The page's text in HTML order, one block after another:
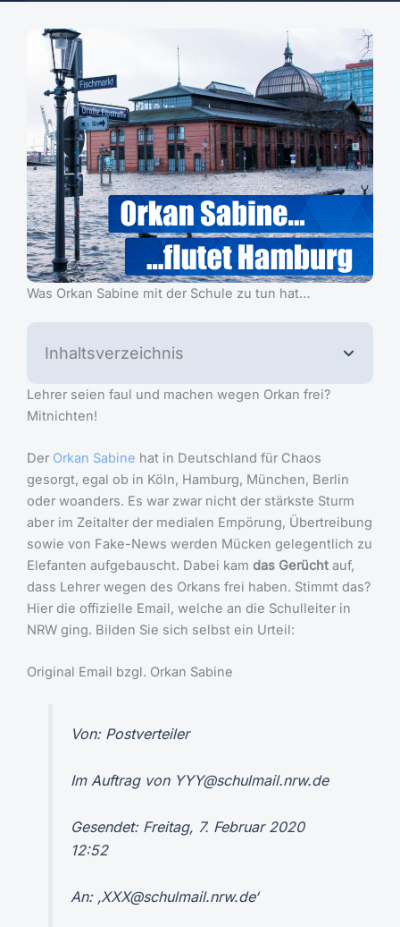
Was Orkan Sabine mit der Schule zu tun hat…
Inhaltsverzeichnis
Lehrer seien faul und machen wegen Orkan frei?
Mitnichten!
Der Orkan Sabine hat in Deutschland für Chaos
gesorgt, egal ob in Köln, Hamburg, München, Berlin
oder woanders. Es war zwar nicht der stärkste Sturm
aber im Zeitalter der medialen Empörung, Übertreibung
sowie von Fake-News werden Mücken gelegentlich zu
Elefanten aufgebauscht. Dabei kam das Gerücht auf,
dass Lehrer wegen des Orkans frei haben. Stimmt das?
Hier die offizielle Email, welche an die Schulleiter in
NRW ging. Bilden Sie sich selbst ein Urteil:
Original Email bzgl. Orkan Sabine
Von: Postverteiler
Im Auftrag von YYY@schulmail.nrw.de
Gesendet: Freitag, 7. Februar 2020
12:52
An: ‚XXX@schulmail.nrw.de‘